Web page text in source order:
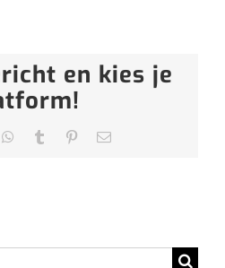
en kies je
WhatsApp
Tumblr Pinterest
E-